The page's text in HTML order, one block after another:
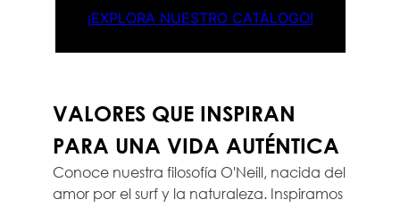
¡EXPLORA NUESTRO CATÁLOGO!
VALORES QUE INSPIRAN
PARA UNA VIDA AUTÉNTICA
Conoce nuestra filosofía O'Neill, nacida del
amor por el surf y la naturaleza. Inspiramos